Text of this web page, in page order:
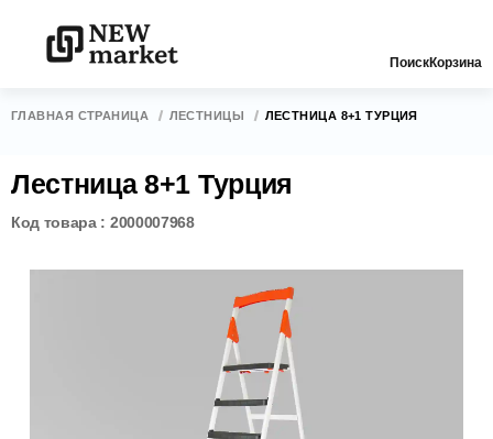
ПоискКорзина
ГЛАВНАЯ СТРАНИЦА ЛЕСТНИЦЫ ЛЕСТНИЦА 8+1 ТУРЦИЯ
Лестница 8+1 Турция
Код товара : 2000007968